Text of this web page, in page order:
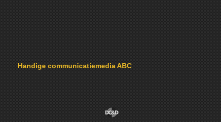
Handige communicatiemedia ABC